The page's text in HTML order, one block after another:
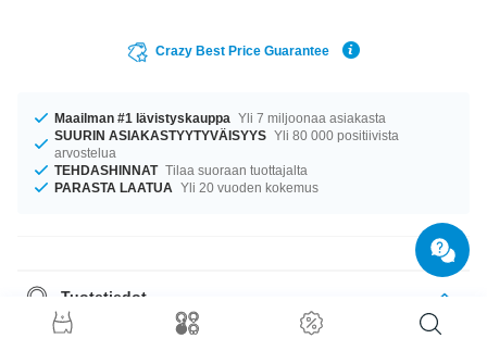
Crazy Best Price Guarantee
Maailman #1 lävistyskauppa Yli 7 miljoonaa asiakasta
SUURIN ASIAKASTYYTYVÄISYYS Yli 80 000 positiivista
arvostelua
TEHDASHINNAT Tilaa suoraan tuottajalta
PARASTA LAATUA Yli 20 vuoden kokemus
Tuotetiedot
Varastossa on halkaisijoita 8 mm–16 mm. Tilaa nyt, älä missaa